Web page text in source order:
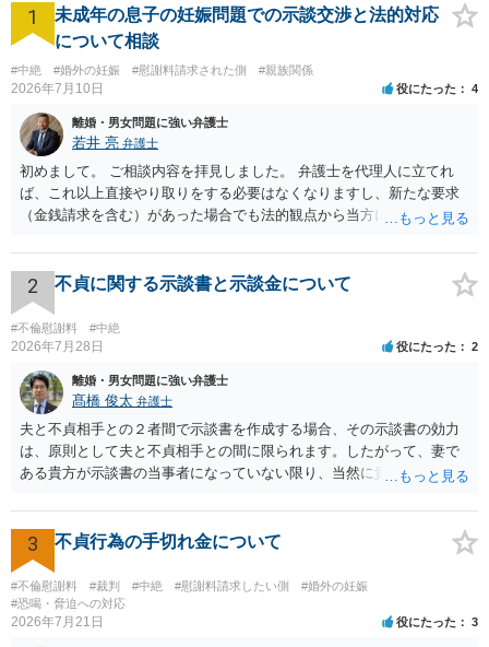
1
未成年の息子の妊娠問題での示談交渉と法的対応
について相談
#中絶 #婚外の妊娠 #慰謝料請求された側 #親族関係
2026年7月10日 役にたった 4
離婚・男女問題に強い弁護士
若井 亮 弁護士
初めまして。 ご相談内容を拝見しました。 弁護士を代理人に立てれ
ば、これ以上直接やり取りをする必要はなくなりますし、新たな要求
（金銭請求を含む）があった場合でも法的観点から当方に支払うべき
いのであれば、基本的にはご自身で対応していくことになります。 こ
れ以上の要求を回避するためには、合意内容を書面しておくことで
す。 特に重要な点としては、合意事項以外には貸し借りが無いことを
確認する条項（清算条項）をきちんと盛り込んでおくことです。 お金
を払うにしても、紛争が蒸し返されないよう、合意書を作成して取り
交わすようにしてください。
2 不貞に関する示談書と示談金について
#不倫慰謝料 #中絶
2026年7月28日 役にたった 2
離婚・男女問題に強い弁護士
髙橋 俊太 弁護士
夫と不貞相手との２者間で示談書を作成する場合、その示談書の効力
は、原則として夫と不貞相手との間に限られます。したがって、妻で
ある貴方が示談書の当事者になっていない限り、当然に貴方の不貞慰
避けるためには、示談書の中に「本示談は夫と不貞相手との間の清算
に限るものであり、妻の不貞相手に対する慰謝料請求権を放棄・制限
するものではない」旨を明記しておく方が安全です。また、清算条項
を入れる場合にも、「夫と不貞相手との間に限る」と対象を明確にす
べきです。 他方、不貞相手が夫から示談金を受け取る場合、その名目
や内容によっては、後に貴方が不貞相手へ慰謝料請求する際、不貞相
3 不貞行為の手切れ金について
#不倫慰謝料 #裁判 #中絶 #慰謝料請求したい側
#婚外の妊娠
#恐喝・脅迫への対応
2026年7月21日 役にたった 3